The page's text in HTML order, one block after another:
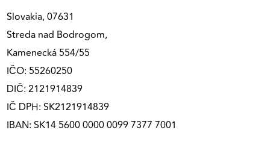
Slovakia, 07631
Streda nad Bodrogom,
Kamenecká 554/55
IČO: 55260250
DIČ: 2121914839
IČ DPH: SK2121914839
IBAN: SK14 5600 0000 0099 7377 7001